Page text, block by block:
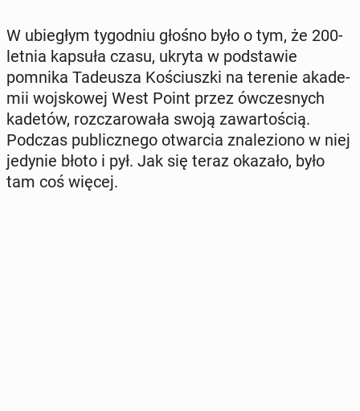
W ubie­głym ty­go­dniu głośno było o tym, że 200-
letnia kapsuła czasu, ukryta w pod­sta­wie
pomnika Ta­de­usza Ko­ściusz­ki na terenie aka­de­
mii woj­sko­wej West Point przez ów­cze­snych
kadetów, roz­cza­ro­wa­ła swoją za­war­to­ścią.
Podczas pu­blicz­ne­go otwar­cia zna­le­zio­no w niej
jedynie błoto i pył. Jak się teraz okazało, było
tam coś więcej.